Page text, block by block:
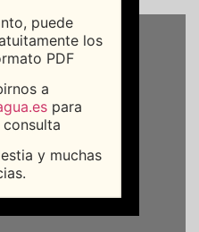
puede
los
PDF
a
para
y muchas